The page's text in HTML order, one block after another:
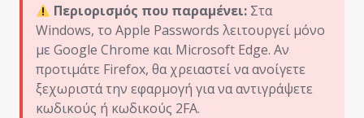
Περιορισμός που παραμένει: Στα
Windows, το Apple Passwords λειτουργεί μόνο
με Google Chrome και Microsoft Edge. Αν
προτιμάτε Firefox, θα χρειαστεί να ανοίγετε
ξεχωριστά την εφαρμογή για να αντιγράψετε
κωδικούς ή κωδικούς 2FA.